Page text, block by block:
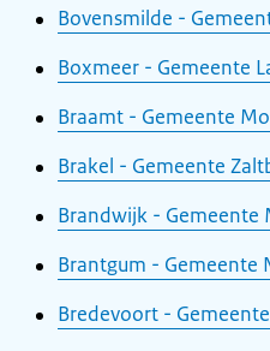
Bovensmilde -
Boxmeer - Gemeente
Braamt - Gemeente
Brakel - Gemeente
Brandwijk - Gemeente
Brantgum - Gemeente
Bredevoort -